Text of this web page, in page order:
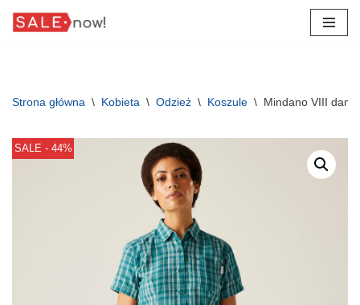
Strona główna \ Kobieta \ Odzież \ Koszule \ Mindano VIII
SALE - 44%